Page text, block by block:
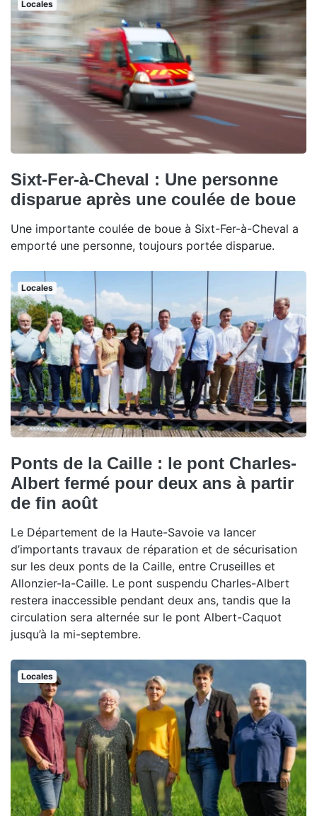
Locales
Sixt-Fer-à-Cheval : Une personne
disparue après une coulée de boue
Une importante coulée de boue à Sixt-Fer-à-Cheval a
emporté une personne, toujours portée disparue.
Locales
Ponts de la Caille : le pont Charles-
Albert fermé pour deux ans à partir
de fin août
Le Département de la Haute-Savoie va lancer
d’importants travaux de réparation et de sécurisation
sur les deux ponts de la Caille, entre Cruseilles et
Allonzier-la-Caille. Le pont suspendu Charles-Albert
restera inaccessible pendant deux ans, tandis que la
circulation sera alternée sur le pont Albert-Caquot
jusqu’à la mi-septembre.
Locales